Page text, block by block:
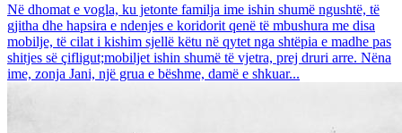
Në dhomat e vogla, ku jetonte familja ime ishin shumë ngushtë, të
gjitha dhe hapsira e ndenjes e koridorit qenë të mbushura me disa
mobilje, të cilat i kishim sjellë këtu në qytet nga shtëpia e madhe pas
shitjes së çifligut;mobiljet ishin shumë të vjetra, prej druri arre. Nëna
ime, zonja Jani, një grua e bëshme, damë e shkuar...